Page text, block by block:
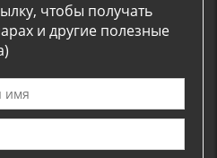
чтобы получать
и другие полезные